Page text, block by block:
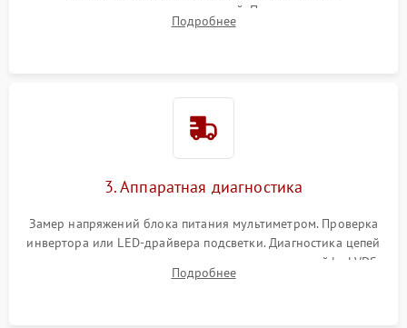
1000 ₽
Поломка системы защиты
конденсаторов, прогаров, окислений. Проверка надежности
контактов и целостности шлейфов матрицы.
Подробнее
3. Аппаратная диагностика
Замер напряжений блока питания мультиметром. Проверка
инвертора или LED-драйвера подсветки. Диагностика цепей
питания скалера и тестирование сигналов на шлейфе LVDS
Подробнее